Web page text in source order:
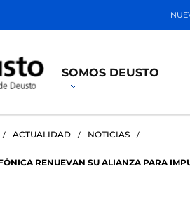
SOMOS DEUSTO
ACTUALIDAD NOTICIAS
RENUEVAN SU ALIANZA PARA